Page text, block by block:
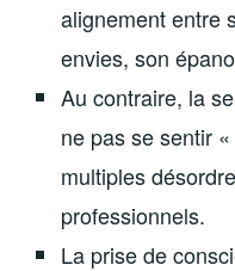
alignement entre
envies, son
Au contraire, la
ne pas se sentir
multiples
professionnels.
La prise de